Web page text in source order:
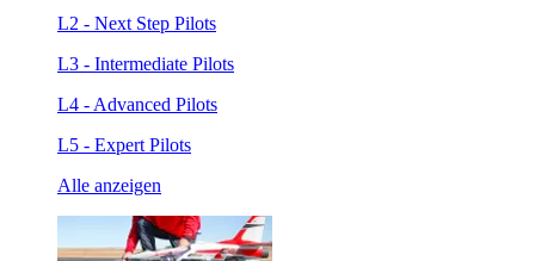
L2 - Next Step Pilots
L3 - Intermediate Pilots
L4 - Advanced Pilots
L5 - Expert Pilots
Alle anzeigen